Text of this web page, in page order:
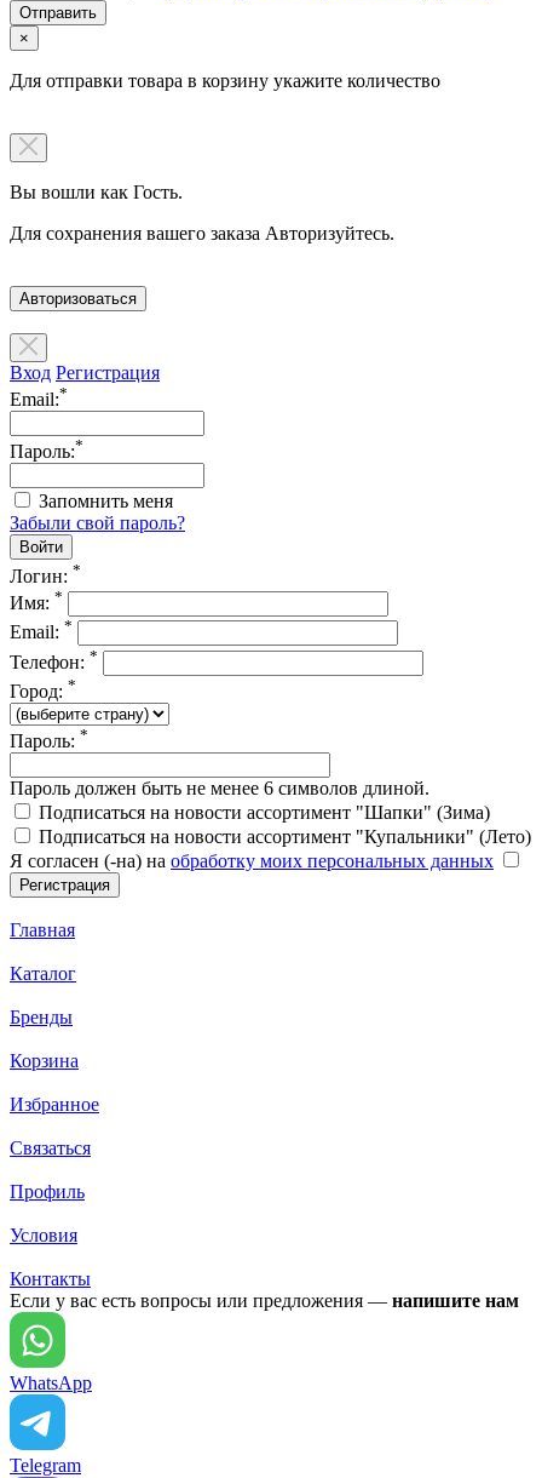
×
Для отправки товара в корзину укажите количество
Вы вошли как Гость.
Для сохранения вашего заказа Авторизуйтесь.
Авторизоваться
Вход Регистрация
Email:*
Пароль:*
Запомнить меня
Забыли свой пароль?
Логин: *
Имя: *
Email: *
Телефон: *
Город: *
Пароль: *
Пароль должен быть не менее 6 символов длиной.
Подписаться на новости ассортимент "Шапки" (Зима)
Подписаться на новости ассортимент "Купальники" (Лето)
Я согласен (-на) на обработку моих персональных данных
Главная
Каталог
Бренды
Корзина
Избранное
Связаться
Профиль
Условия
Контакты
Если у вас есть вопросы или предложения — напишите нам
WhatsApp
Telegram